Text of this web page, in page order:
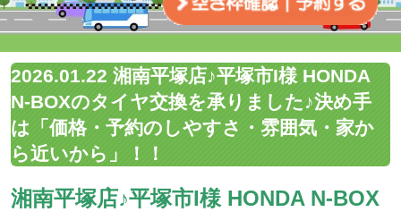
2026.01.22 湘南平塚店♪平塚市I様 HONDA
N-BOXのタイヤ交換を承りました♪決め手
は「価格・予約のしやすさ・雰囲気・家か
ら近いから」！！
湘南平塚店♪平塚市I様 HONDA N-BOX